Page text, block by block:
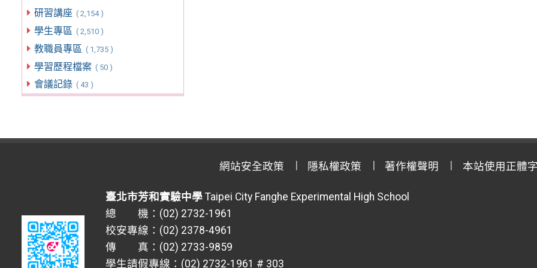
研習講座 ( 2,154 )
學生專區 ( 2,510 )
教職員專區 ( 1,735 )
學習歷程檔案 ( 50 )
會議記錄 ( 43 )
網站安全政策 隱私權政策 著作權聲明 本站使用正體
臺北市芳和實驗中學 Taipei City Fanghe Experimental High School
總 機：(02) 2732-1961
校安專線：(02) 2378-4961
傳 真：(02) 2733-9859
學生請假專線：(02) 2732-1961 # 303